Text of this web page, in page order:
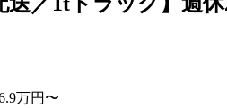
万円〜